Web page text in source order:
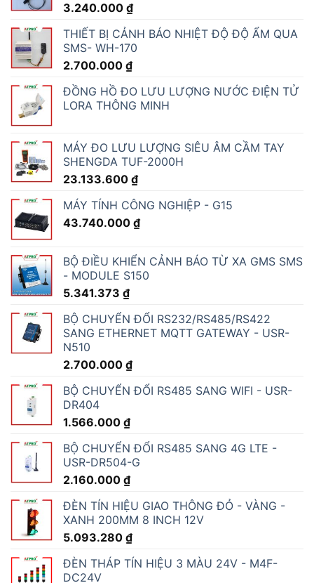
3.240.000 ₫
THIẾT BỊ CẢNH BÁO NHIỆT ĐỘ ĐỘ ẨM QUA
SMS- WH-170
2.700.000 ₫
ĐỒNG HỒ ĐO LƯU LƯỢNG NƯỚC ĐIỆN TỬ
LORA THÔNG MINH
MÁY ĐO LƯU LƯỢNG SIÊU ÂM CẦM TAY
SHENGDA TUF-2000H
23.133.600 ₫
MÁY TÍNH CÔNG NGHIỆP - G15
43.740.000 ₫
BỘ ĐIỀU KHIỂN CẢNH BÁO TỪ XA GMS SMS
- MODULE S150
5.341.373 ₫
BỘ CHUYỂN ĐỔI RS232/RS485/RS422
SANG ETHERNET MQTT GATEWAY - USR-
N510
2.700.000 ₫
BỘ CHUYỂN ĐỔI RS485 SANG WIFI - USR-
DR404
1.566.000 ₫
BỘ CHUYỂN ĐỔI RS485 SANG 4G LTE -
USR-DR504-G
2.160.000 ₫
ĐÈN TÍN HIỆU GIAO THÔNG ĐỎ - VÀNG -
XANH 200MM 8 INCH 12V
5.093.280 ₫
ĐÈN THÁP TÍN HIỆU 3 MÀU 24V - M4F-
DC24V